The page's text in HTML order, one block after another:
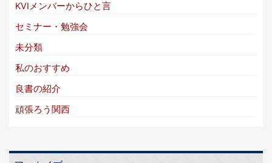
KVIメンバーからひと言
セミナー・勉強会
未分類
私のおすすめ
良書の紹介
頑張ろう関西